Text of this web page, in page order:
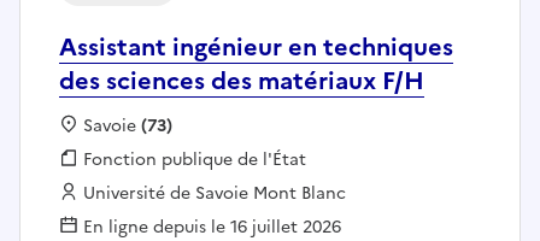
Assistant ingénieur en techniques
des sciences des matériaux F/H
Localisation :
Savoie(73)
Fonction publique :
Fonction publique de l'État
Employeur :
Université de Savoie Mont Blanc
En ligne depuis le 16 juillet 2026